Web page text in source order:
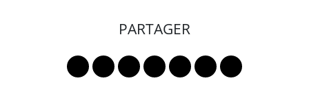
PARTAGER
Lien vers le profil Mastodon
Lien vers le profil Bluesky
Lien vers le profil Instagram
Lien vers le profil Linkedin
Lien vers le profil
Lien vers le profil
Partager par